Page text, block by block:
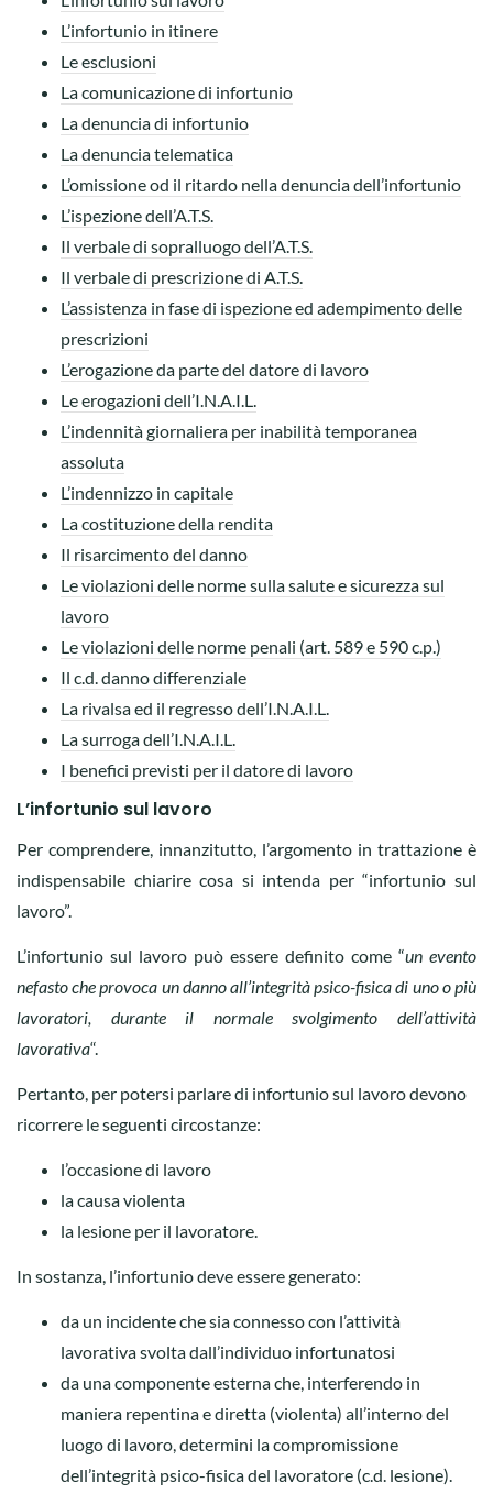
L’infortunio in itinere
Le esclusioni
La comunicazione di infortunio
La denuncia di infortunio
La denuncia telematica
L’omissione od il ritardo nella denuncia dell’infortunio
L’ispezione dell’A.T.S.
Il verbale di sopralluogo dell’A.T.S.
Il verbale di prescrizione di A.T.S.
L’assistenza in fase di ispezione ed adempimento delle
prescrizioni
L’erogazione da parte del datore di lavoro
Le erogazioni dell’I.N.A.I.L.
L’indennità giornaliera per inabilità temporanea
assoluta
L’indennizzo in capitale
La costituzione della rendita
Il risarcimento del danno
Le violazioni delle norme sulla salute e sicurezza sul
lavoro
Le violazioni delle norme penali (art. 589 e 590 c.p.)
Il c.d. danno differenziale
La rivalsa ed il regresso dell’I.N.A.I.L.
La surroga dell’I.N.A.I.L.
I benefici previsti per il datore di lavoro
L’infortunio sul lavoro
Per comprendere, innanzitutto, l’argomento in trattazione è
indispensabile chiarire cosa si intenda per “infortunio sul
lavoro”.
L’infortunio sul lavoro può essere definito come “un evento
nefasto che provoca un danno all’integrità psico-fisica di uno o più
lavoratori, durante il normale svolgimento dell’attività
lavorativa“.
Pertanto, per potersi parlare di infortunio sul lavoro devono
ricorrere le seguenti circostanze:
l’occasione di lavoro
la causa violenta
la lesione per il lavoratore.
In sostanza, l’infortunio deve essere generato:
da un incidente che sia connesso con l’attività
lavorativa svolta dall’individuo infortunatosi
da una componente esterna che, interferendo in
maniera repentina e diretta (violenta) all’interno del
luogo di lavoro, determini la compromissione
dell’integrità psico-fisica del lavoratore (c.d. lesione).